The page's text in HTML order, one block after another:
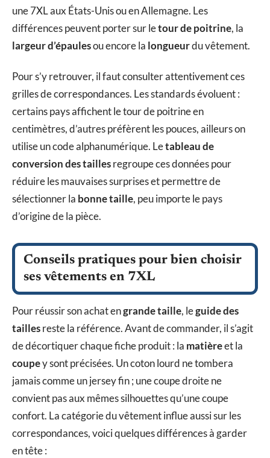
une 7XL aux États-Unis ou en Allemagne. Les
différences peuvent porter sur letour de poitrine, la
largeur d’épaulesou encore la longueurdu vêtement.
Pour s’y retrouver, il faut consulter attentivement ces
grilles de correspondances. Les standards évoluent :
certains pays affichent le tour de poitrine en
centimètres, d’autres préfèrent les pouces, ailleurs on
utilise un code alphanumérique. Letableau de
conversion des taillesregroupe ces données pour
réduire les mauvaises surprises et permettre de
sélectionner la bonne taille, peu importe le pays
d’origine de la pièce.
Conseils pratiques pour bien choisir
ses vêtements en 7XL
Pour réussir son achat engrande taille, leguide des
taillesreste la référence. Avant de commander, il s’agit
de décortiquer chaque fiche produit : la matièreet la
coupey sont précisées. Un coton lourd ne tombera
jamais comme un jersey fin ; une coupe droite ne
convient pas aux mêmes silhouettes qu’une coupe
confort. La catégorie du vêtement influe aussi sur les
correspondances, voici quelques différences à garder
en tête :